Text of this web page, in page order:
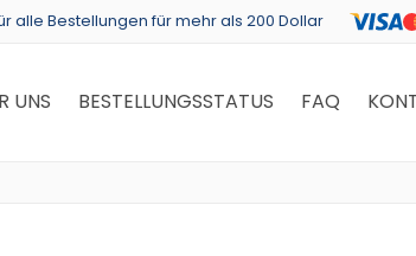
alle Bestellungen für mehr als 200 Dollar
UNS BESTELLUNGSSTATUS FAQ